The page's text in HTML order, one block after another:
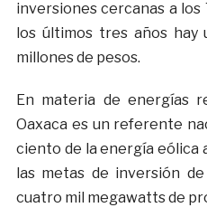
inversiones cercanas a los
los últimos tres años hay
millones de pesos.
En materia de energías
Oaxaca es un referente
ciento de la energía eólica
las metas de inversión
cuatro mil megawatts de